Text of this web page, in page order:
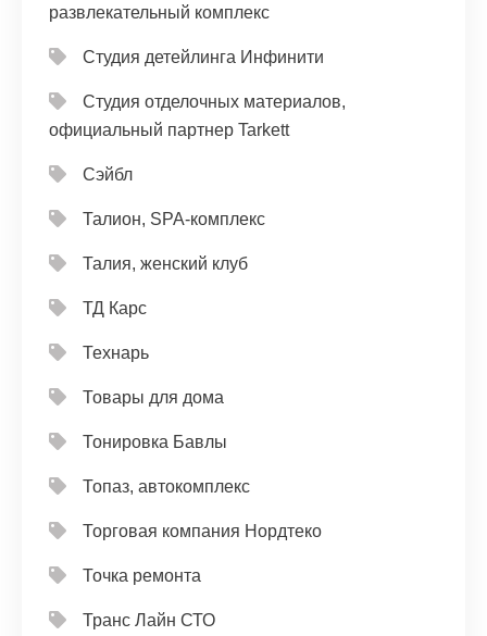
развлекательный комплекс
Студия детейлинга Инфинити
Студия отделочных материалов,
официальный партнер Tarkett
Сэйбл
Талион, SPA-комплекс
Талия, женский клуб
ТД Карс
Технарь
Товары для дома
Тонировка Бавлы
Топаз, автокомплекс
Торговая компания Нордтеко
Точка ремонта
Транс Лайн СТО